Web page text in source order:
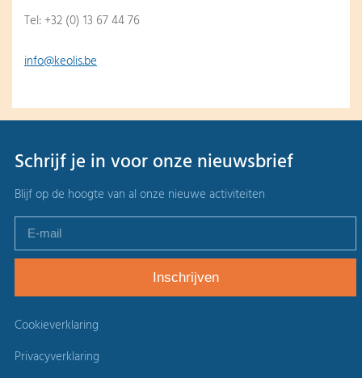
Tel: +32 (0) 13 67 44 76
info@keolis.be
Schrijf je in voor onze nieuwsbrief
Blijf op de hoogte van al onze nieuwe activiteiten
Cookieverklaring
Privacyverklaring